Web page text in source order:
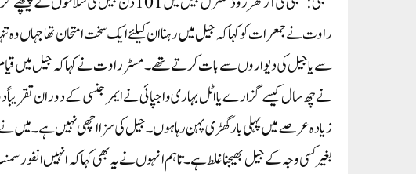
راوت نے جمعرات کو کہا کہ جیل میں رہنا ان کیلئے ایک سخت امتحان تھا جہاں وہ
نے چھ سال کیسے گزارے یا اٹل بہاری واجپائی نے ایمرجنسی کے دوران
زیادہ عرصے میں پہلی بار گھڑی پہن رہا ہوں۔ جیل کی سزا اچھی نہیں ہے ۔ میں
بغیر کسی وجہ کے جیل بھیجنا غلط ہے ۔ تاہم انہوں نے یہ بھی کہا کہ انہیں